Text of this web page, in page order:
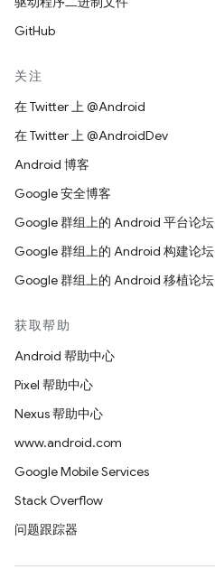
GitHub
关注
在 Twitter 上 @Android
在 Twitter 上 @AndroidDev
Android 博客
Google 安全博客
Google 群组上的 Android 平台论坛
Google 群组上的 Android 构建论坛
Google 群组上的 Android 移植论坛
获取帮助
Android 帮助中心
Pixel 帮助中心
Nexus 帮助中心
www.android.com
Google Mobile Services
Stack Overflow
问题跟踪器